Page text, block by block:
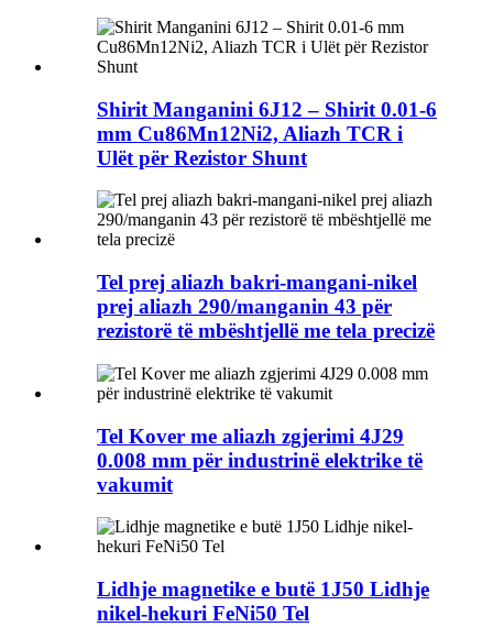
Shirit Manganini 6J12 – Shirit 0.01-6
mm Cu86Mn12Ni2, Aliazh TCR i
Ulët për Rezistor Shunt
Tel prej aliazh bakri-mangani-nikel
prej aliazh 290/manganin 43 për
rezistorë të mbështjellë me tela precizë
Tel Kover me aliazh zgjerimi 4J29
0.008 mm për industrinë elektrike të
vakumit
Lidhje magnetike e butë 1J50 Lidhje
nikel-hekuri FeNi50 Tel